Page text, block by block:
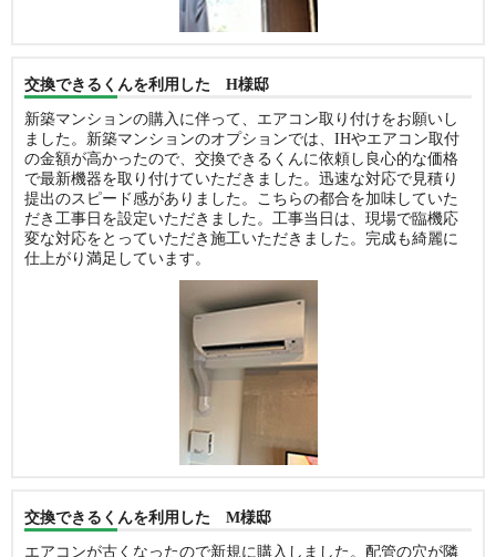
交換できるくんを利用した H様邸
新築マンションの購入に伴って、エアコン取り付けをお願いし
ました。新築マンションのオプションでは、IHやエアコン取付
の金額が高かったので、交換できるくんに依頼し良心的な価格
で最新機器を取り付けていただきました。迅速な対応で見積り
提出のスピード感がありました。こちらの都合を加味していた
だき工事日を設定いただきました。工事当日は、現場で臨機応
変な対応をとっていただき施工いただきました。完成も綺麗に
仕上がり満足しています。
交換できるくんを利用した M様邸
エアコンが古くなったので新規に購入しました。配管の穴が隣